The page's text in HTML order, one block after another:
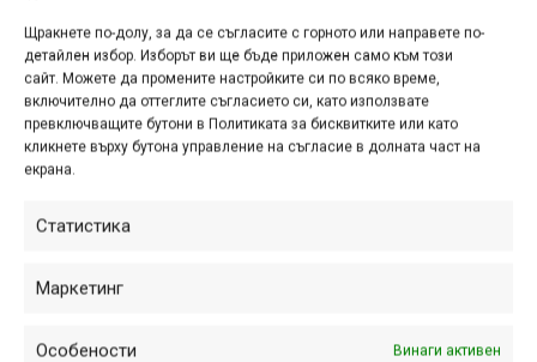
Щракнете по-долу, за да се съгласите с горното или направете по-
детайлен избор. Изборът ви ще бъде приложен само към този
сайт. Можете да промените настройките си по всяко време,
включително да оттеглите съгласието си, като използвате
превключващите бутони в Политиката за бисквитките или като
кликнете върху бутона управление на съгласие в долната част на
екрана.
Статистика
Маркетинг
Особености Винаги активен
всички връзки от MTB-BG.com към
сайта https://shushon.com/ са от типа
affiliate links.
Читателите на МТБ-БГ при покупка